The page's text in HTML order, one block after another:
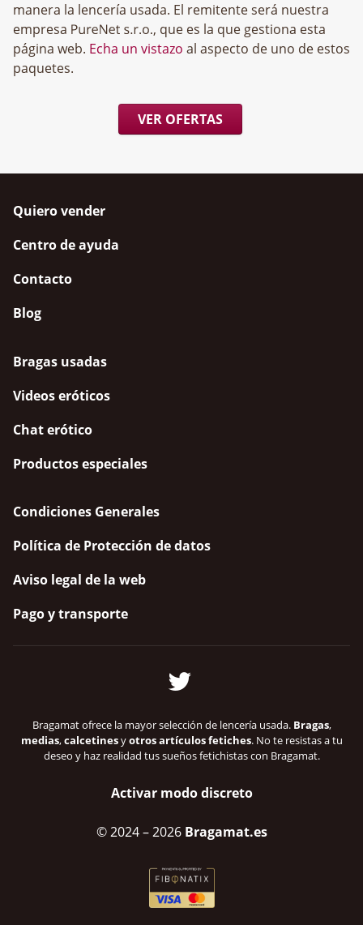
manera la lencería usada. El remitente será nuestra
empresa
, que es la que gestiona esta
página web. Echa un vistazo al aspecto de uno de estos
paquetes.
VER OFERTAS
Quiero vender
Centro de ayuda
Contacto
Blog
Bragas usadas
Videos eróticos
Chat erótico
Productos especiales
Condiciones Generales
Política de Protección de datos
Aviso legal de la web
Pago y transporte
Bragamat ofrece la mayor selección de lencería usada. Bragas,
medias,calcetinesyotros artículos fetiches. No te resistas a tu
deseo y haz realidad tus sueños fetichistas con Bragamat.
Activar modo discreto
© 2024– 2026 Bragamat.es